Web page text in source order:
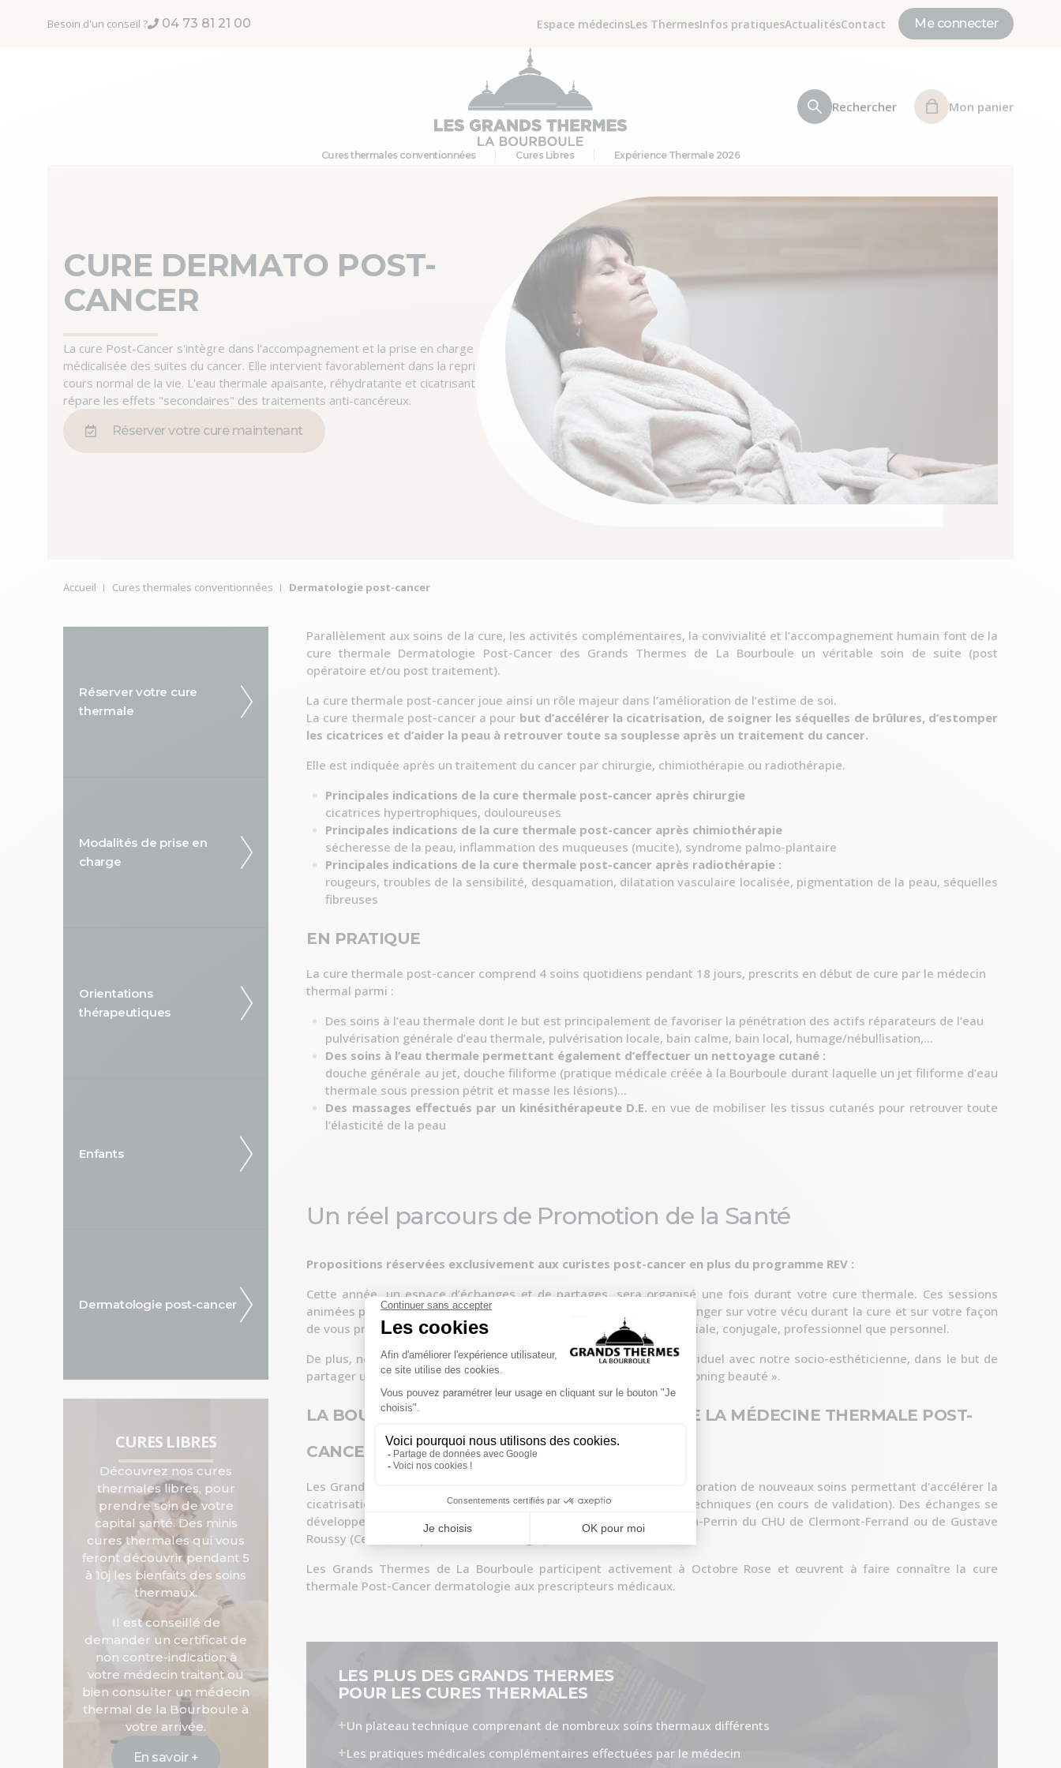
Besoin d'un conseil ? 04 73 81 21 00 Espace médecinsLes ThermesInfos pratiquesActualitésContact Me connecter
Cures thermales conventionnées Cures Libres Expérience Thermale 2026
Rechercher Mon panier
CURE DERMATO POST-
CANCER
La cure Post-Cancer s'intègre dans l'accompagnement et la prise en charge
médicalisée des suites du cancer. Elle intervient favorablement dans la reprise du
cours normal de la vie. L'eau thermale apaisante, réhydratante et cicatrisante
répare les effets "secondaires" des traitements anti-cancéreux.
Réserver votre cure maintenant
Vous êtes ici :
Accueil Cures thermales conventionnées Dermatologie post-cancer
Réserver votre cure
thermale
Modalités de prise en
charge
Orientations
thérapeutiques
Enfants
Dermatologie post-cancer
CURES LIBRES
Découvrez nos cures
thermales libres, pour
prendre soin de votre
capital santé. Des minis
cures thermales qui vous
feront découvrir pendant 5
à 10j les bienfaits des soins
thermaux.
Il est conseillé de
demander un certificat de
non contre-indication à
votre médecin traitant ou
bien consulter un médecin
thermal de la Bourboule à
votre arrivée.
En savoir +
Parallèlement aux soins de la cure, les activités complémentaires, la convivialité et l’accompagnement humain font de la
cure thermale Dermatologie Post-Cancer des Grands Thermes de La Bourboule un véritable soin de suite (post
opératoire et/ou post traitement).
La cure thermale post-cancer joue ainsi un rôle majeur dans l’amélioration de l’estime de soi.
La cure thermale post-cancer a pour but d’accélérer la cicatrisation, de soigner les séquelles de brûlures, d’estomper
les cicatrices et d’aider la peau à retrouver toute sa souplesse après un traitement du cancer.
Elle est indiquée après un traitement du cancer par chirurgie, chimiothérapie ou radiothérapie.
Principales indications de la cure thermale post-cancer après chirurgie
cicatrices hypertrophiques, douloureuses
Principales indications de la cure thermale post-cancer après chimiothérapie
sécheresse de la peau, inflammation des muqueuses (mucite), syndrome palmo-plantaire
Principales indications de la cure thermale post-cancer après radiothérapie :
rougeurs, troubles de la sensibilité, desquamation, dilatation vasculaire localisée, pigmentation de la peau, séquelles
fibreuses
EN PRATIQUE
La cure thermale post-cancer comprend 4 soins quotidiens pendant 18 jours, prescrits en début de cure par le médecin
thermal parmi :
Des soins à l’eau thermale dont le but est principalement de favoriser la pénétration des actifs réparateurs de l’eau
pulvérisation générale d’eau thermale, pulvérisation locale, bain calme, bain local, humage/nébullisation,...
Des soins à l’eau thermale permettant également d’effectuer un nettoyage cutané :
douche générale au jet, douche filiforme (pratique médicale créée à la Bourboule durant laquelle un jet filiforme d’eau
thermale sous pression pétrit et masse les lésions)...
Des massages effectués par un kinésithérapeute D.E. en vue de mobiliser les tissus cutanés pour retrouver toute
l’élasticité de la peau
Un réel parcours de Promotion de la Santé
Propositions réservées exclusivement aux curistes post-cancer en plus du programme REV :
Cette année, un espace d’échanges et de partages, sera organisé une fois durant votre cure thermale. Ces sessions
animées par notre psychologue, sont offertes. L’objectif sera d’échanger sur votre vécu durant la cure et sur votre façon
de vous projeter « positivement » après la cure tant sur le plan familiale, conjugale, professionnel que personnel.
De plus, nous vous proposons, durant votre cure, un entretien individuel avec notre socio-esthéticienne, dans le but de
partager un moment d’échange tout en profitant d’un instant « cocooning beauté ».
LA BOURBOULE, UNE STATION À LA POINTE DE LA MÉDECINE THERMALE POST-
CANCER
Les Grands Thermes de la Bourboule travaillent activement à l'élaboration de nouveaux soins permettant d'accélérer la
cicatrisation post opératoire avec l'expérimentation de nouvelles techniques (en cours de validation). Des échanges se
développent avec des centres de Cancérologie, dont le Centre Jean-Perrin du CHU de Clermont-Ferrand ou de Gustave
Roussy (Centre Européen de Cancérologie)à Paris.
Les Grands Thermes de La Bourboule participent activement à Octobre Rose et œuvrent à faire connaître la cure
thermale Post-Cancer dermatologie aux prescripteurs médicaux.
LES PLUS DES GRANDS THERMES
POUR LES CURES THERMALES
Un plateau technique comprenant de nombreux soins thermaux différents
Les pratiques médicales complémentaires effectuées par le médecin